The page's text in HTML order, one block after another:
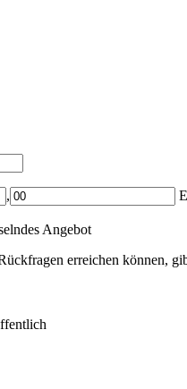
,
Angebot
erreichen können,